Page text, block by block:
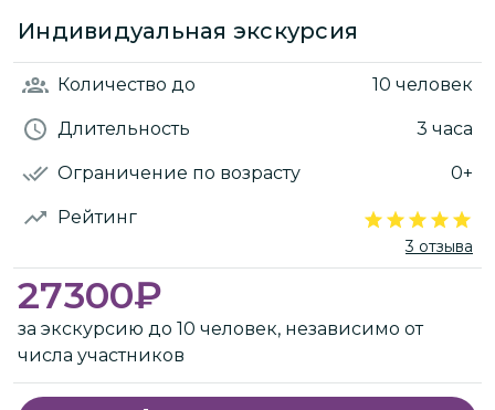
Индивидуальная экскурсия
Количество до 10 человек
Длительность 3 часа
Ограничение по возрасту 0+
Рейтинг
3 отзыва
27300₽
за экскурсию до 10 человек, независимо от
числа участников